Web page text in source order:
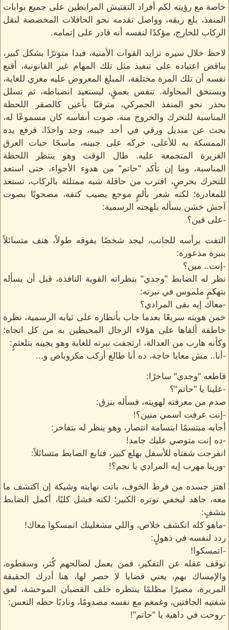
خاصة مع رؤيته لكم أفراد التفتيش المرابطين على جميع بوابات
المنفذ، بلع ريقه، وواصل تقدمه نحو الحافلات المخصصة لنقل
الركاب للخارج، مؤكدًا لنفسه أنه قادر على إتمامه.
لاحظ خلال سيره تزايد القوات الأمنية، فبدا متوترًا بشكل كبير،
يناقض اعتياده على تنفيذ مثل تلك المهام غير القانونية، أقنع
نفسه أن تلك المرة مختلفة، المبلغ المعروض عليه مغري للغاية،
ويستحق المحاولة. تنفس بعمقٍ، ليستعيد انضباطه، ثم تسلل
بحذر نحو المنفذ الجمركي، مترقبًا بأعين كالصقر اللحظة
المناسبة للتحرك والخروج منه، صوت أنفاسه كان مسموعًا له،
بحث عن منديل ورقي في أحد جيبه، وجد واحدًا، فرفع يده
الممسكة به للأعلى، حركه على جبينه، ماسحًا حبات العرق
الغزيرة المتجمعة عليه. طال الوقت وهو ينتظر اللحظة
المناسبة، وما إن تأكد "حاتم" من هدوء الأجواء، حتى استعد
للتحرك بحرصٍ، اقترب من حافلة شبه ممتلئة بالركاب، تستعد
للمغادرة؛ لكنه شعر بألمٍ موجع يصيب كتفه، مصحوبًا بصوت
آجش خشن يسأله بلهجته الرسمية:
-على فين؟
التفت برأسه للجانب، ليجد شخصًا يفوقه طولاً، هتف متسائلاً
بنبرة مذعورة:
-إنت.. مين؟
نظر له الضابط "وجدي" بنظراته القوية النافذة، قبل أن يسأله
بتهكمٍ ملموس في نبرته:
-معاك إيه بقى المرادي؟
خمن هويته سريعًا بعدما جاب بأنظاره على ثيابه الرسمية، نظرة
خاطفة ألقاها على هؤلاء الرجال المحيطين به من كل اتجاه؛
وكأنه هارب من العدالة، ارتجفت نبرته للغاية وهو يجيبه بتلعثمٍ:
-أنا.. مش معايا حاجة، ده أنا طالع أركب مكروباص و...
قاطعه "وجدي" ساخرًا:
-علينا يا "حاتم"؟
صدم من معرفته لهويته، فسأله بنزق:
-إنت عرفت اسمي منين؟!
أجابه مبتسمًا ابتسامة انتصار، وهو ينظر له بتفاخر:
-ده إنت متوصي عليك جامد!
انفرجت شفتاه للأسفل بهلع كبير، فتابع الضابط متسائلاً:
-ورينا مهرب إيه المرادي يا نجم؟!
اهتز جسده من فرط الخوف، باتت نهايته وشيكة إن اكتشف ما
معه، جاهد ليخفي توتره الكبير؛ لكنه فشل كليًا، أكمل الضابط
بتشفٍ:
-ماهو كله اتكشف خلاص، واللي مشغلينك اتمسكوا معاك!
ردد لنفسه في ذهولٍ:
-اتمسكوا!
توقف عقله عن التفكير، فمن يعمل لصالحهم كُثر، وسقطوه،
والإمساك بهم، يعني قضايا لا حصر لها، هنا أدرك الحقيقة
المريرة، مصيرًا مظلمًا ينتظره خلف القضبان الموحشة، لعق
شفتيه الجافتين، وغمغم مع نفسه مصدومًا، ونادبًا حظه التعس:
-روحت في داهية يا "حاتم"!